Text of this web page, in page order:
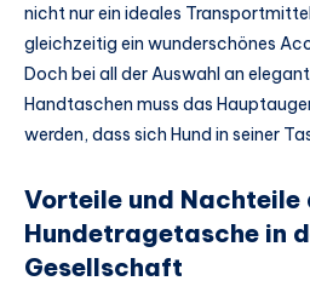
nicht nur ein ideales
gleichzeitig ein wunderschönes
Doch bei all der Auswahl an
Handtaschen muss das
werden, dass sich Hund in seiner
Vorteile und Nachteile
Hundetragetasche in
Gesellschaft